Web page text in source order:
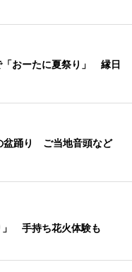
「おーたに夏祭り」 縁日
盆踊り ご当地音頭など
」 手持ち花火体験も